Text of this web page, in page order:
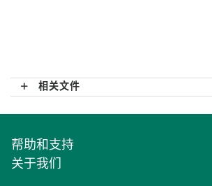
相关文件
帮助和支持
关于我们